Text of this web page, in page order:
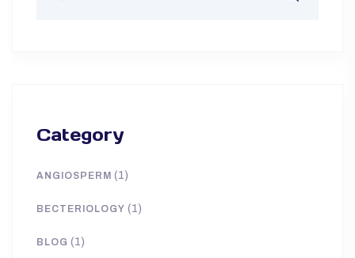
Category
ANGIOSPERM (1)
BECTERIOLOGY (1)
BLOG (1)